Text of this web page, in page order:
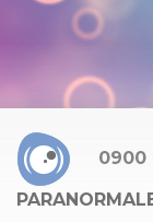
0900